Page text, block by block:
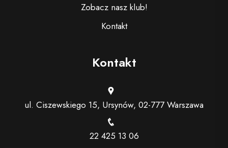
Zobacz nasz klub!
Kontakt
Kontakt
ul. Ciszewskiego 15, Ursynów, 02-777 Warszawa
22 425 13 06